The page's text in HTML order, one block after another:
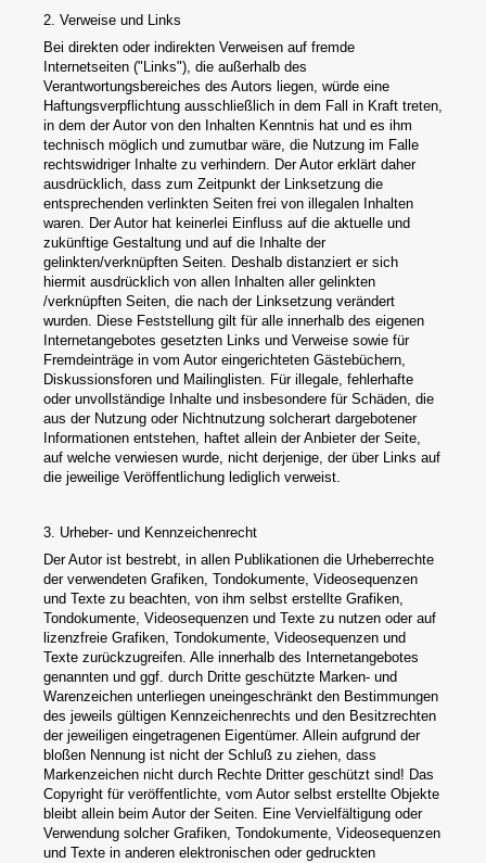
2. Verweise und Links
Bei direkten oder indirekten Verweisen auf fremde
Internetseiten ("Links"), die außerhalb des
Verantwortungsbereiches des Autors liegen, würde eine
Haftungsverpflichtung ausschließlich in dem Fall in Kraft treten,
in dem der Autor von den Inhalten Kenntnis hat und es ihm
technisch möglich und zumutbar wäre, die Nutzung im Falle
rechtswidriger Inhalte zu verhindern. Der Autor erklärt daher
ausdrücklich, dass zum Zeitpunkt der Linksetzung die
entsprechenden verlinkten Seiten frei von illegalen Inhalten
waren. Der Autor hat keinerlei Einfluss auf die aktuelle und
zukünftige Gestaltung und auf die Inhalte der
gelinkten/verknüpften Seiten. Deshalb distanziert er sich
hiermit ausdrücklich von allen Inhalten aller gelinkten
/verknüpften Seiten, die nach der Linksetzung verändert
wurden. Diese Feststellung gilt für alle innerhalb des eigenen
Internetangebotes gesetzten Links und Verweise sowie für
Fremdeinträge in vom Autor eingerichteten Gästebüchern,
Diskussionsforen und Mailinglisten. Für illegale, fehlerhafte
oder unvollständige Inhalte und insbesondere für Schäden, die
aus der Nutzung oder Nichtnutzung solcherart dargebotener
Informationen entstehen, haftet allein der Anbieter der Seite,
auf welche verwiesen wurde, nicht derjenige, der über Links auf
die jeweilige Veröffentlichung lediglich verweist.
3. Urheber- und Kennzeichenrecht
Der Autor ist bestrebt, in allen Publikationen die Urheberrechte
der verwendeten Grafiken, Tondokumente, Videosequenzen
und Texte zu beachten, von ihm selbst erstellte Grafiken,
Tondokumente, Videosequenzen und Texte zu nutzen oder auf
lizenzfreie Grafiken, Tondokumente, Videosequenzen und
Texte zurückzugreifen. Alle innerhalb des Internetangebotes
genannten und ggf. durch Dritte geschützte Marken- und
Warenzeichen unterliegen uneingeschränkt den Bestimmungen
des jeweils gültigen Kennzeichenrechts und den Besitzrechten
der jeweiligen eingetragenen Eigentümer. Allein aufgrund der
bloßen Nennung ist nicht der Schluß zu ziehen, dass
Markenzeichen nicht durch Rechte Dritter geschützt sind! Das
Copyright für veröffentlichte, vom Autor selbst erstellte Objekte
bleibt allein beim Autor der Seiten. Eine Vervielfältigung oder
Verwendung solcher Grafiken, Tondokumente, Videosequenzen
und Texte in anderen elektronischen oder gedruckten